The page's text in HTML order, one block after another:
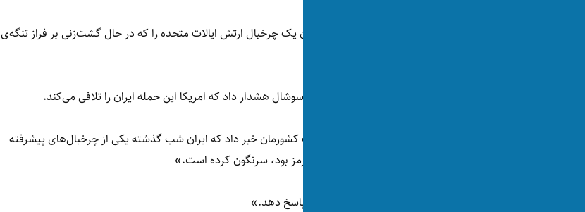
دونالد ترامپ، رییس‌جمهور امریکا می‌گوید ایران یک چرخبال ارتش ایالات متحده را که در حال گشت‌زنی بر فراز تنگه‌ی
در تروث سوشال هشدار داد که امریکا این حمله ایران را تلافی می‌کند.
ترامپ نوشته است: «تازه نیروهای نظامی بزرگ کشورمان خبر داد که ایران شب گذشته یکی از چرخبال‌های پیشرفته
آپاچی ما را که در حال گشت‌زنی بر فراز تنگه هرمز بود، سرنگون کرده است.»
او افزوده که «امریکا ناگزیر است به این حمله پاسخ دهد.»